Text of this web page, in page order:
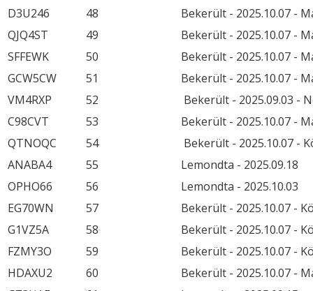
D3U246
48
Bekerült - 2025.10.07 -
QJQ4ST
49
Bekerült - 2025.10.07 -
SFFEWK
50
Bekerült - 2025.10.07 -
GCW5CW
51
Bekerült - 2025.10.07 -
VM4RXP
52
Bekerült - 2025.09.03 -
C98CVT
53
Bekerült - 2025.10.07 -
QTNOQC
54
Bekerült - 2025.10.07 -
ANABA4
55
Lemondta - 2025.09.18
OPHO66
56
Lemondta - 2025.10.03
EG70WN
57
Bekerült - 2025.10.07 -
G1VZ5A
58
Bekerült - 2025.10.07 -
FZMY3O
59
Bekerült - 2025.10.07 -
HDAXU2
60
Bekerült - 2025.10.07 -